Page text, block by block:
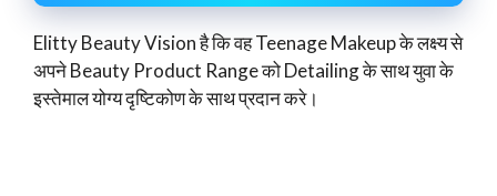
Elitty Beauty Vision है कि वह Teenage Makeup के लक्ष्य से
अपने Beauty Product Range को Detailing के साथ युवा के
इस्तेमाल योग्य दृष्टिकोण के साथ प्रदान करे।